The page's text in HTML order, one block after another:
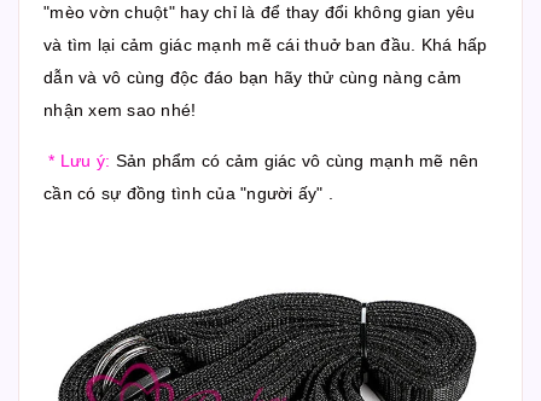
"mèo vờn chuột" hay chỉ là để thay đổi không gian yêu
và tìm lại cảm giác mạnh mẽ cái thuở ban đầu. Khá hấp
dẫn và vô cùng độc đáo bạn hãy thử cùng nàng cảm
nhận xem sao nhé!
* Lưu ý: Sản phẩm có cảm giác vô cùng mạnh mẽ nên
cần có sự đồng tình của "người ấy" .